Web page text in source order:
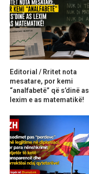
Editorial / Rritet nota
mesatare, por kemi
“analfabetë” që s’dinë as
lexim e as matematikë!